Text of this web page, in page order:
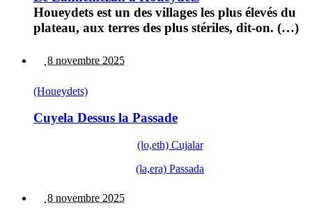
Houeydets est un des villages les plus élevés du
plateau, aux terres des plus stériles, dit-on. (…)
8 novembre 2025
(Houeydets)
Cuyela Dessus la Passade
(lo,eth) Cujalar
(la,era) Passada
8 novembre 2025